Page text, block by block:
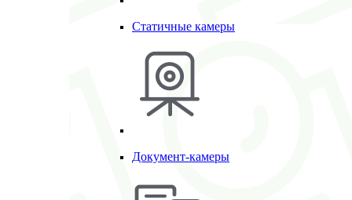
Статичные камеры
Документ-камеры